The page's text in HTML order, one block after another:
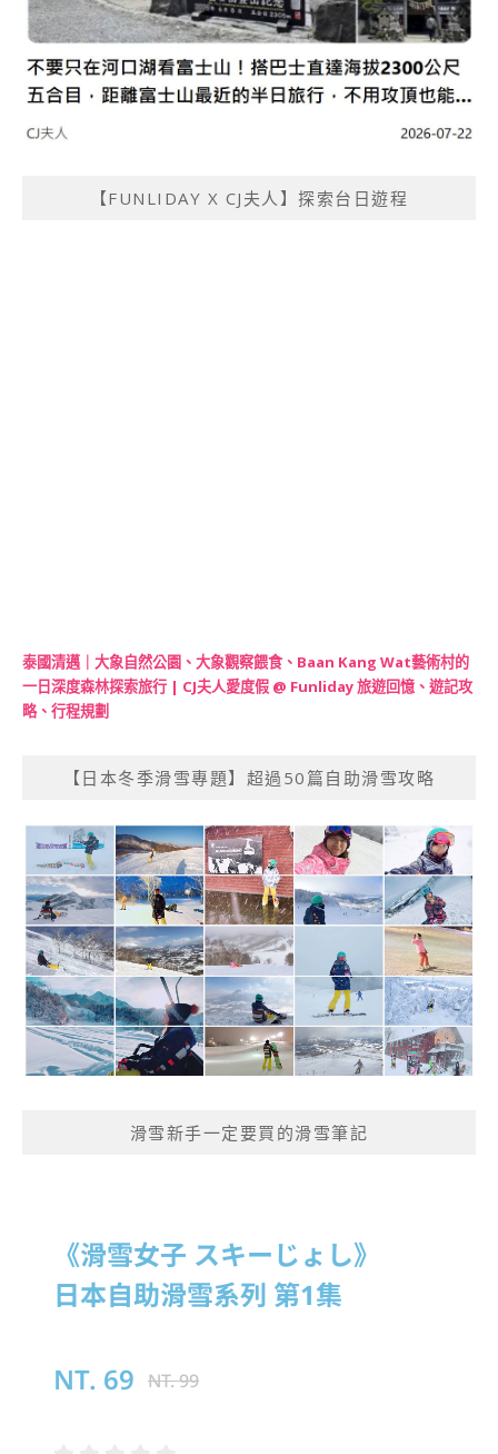
【FUNLIDAY X CJ夫人】探索台日遊程
泰國清邁｜大象自然公園、大象觀察餵食、Baan Kang Wat藝術村的
一日深度森林探索旅行 | CJ夫人愛度假 @ Funliday 旅遊回憶、遊記攻
略、行程規劃
【日本冬季滑雪專題】超過50篇自助滑雪攻略
滑雪新手一定要買的滑雪筆記